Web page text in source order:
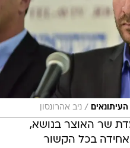
/ ניב אהרונסון
שר האוצר בנושא,
אחידה בכל הקשור